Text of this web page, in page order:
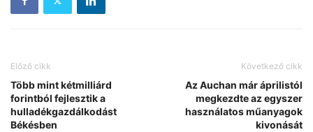
Előző cikk
Több mint kétmilliárd
forintból fejlesztik a
hulladékgazdálkodást
Békésben
Következő cikk
Az Auchan már áprilistól
megkezdte az egyszer
használatos műanyagok
kivonását